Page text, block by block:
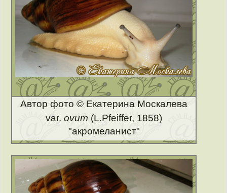
Автор фото © Екатерина Москалева
var.ovum (L.Pfeiffer, 1858)
"акромеланист"